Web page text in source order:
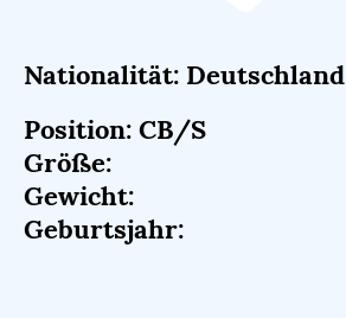
Nationalität: Deutschland
Position: CB/S
Größe:
Gewicht:
Geburtsjahr: